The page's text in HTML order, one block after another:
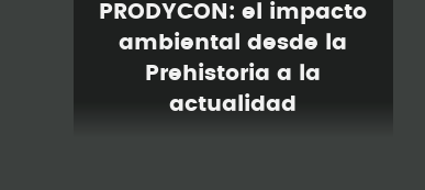
PRODYCON: el impacto
ambiental desde la
Prehistoria a la
actualidad